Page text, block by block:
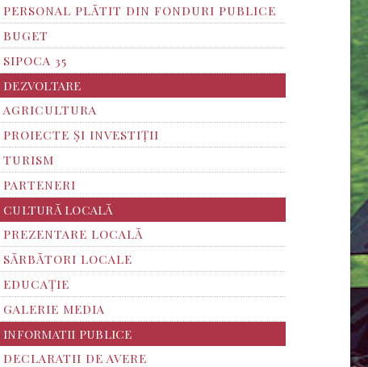
PERSONAL PLĂTIT DIN FONDURI PUBLICE
BUGET
SIPOCA 35
DEZVOLTARE
AGRICULTURA
PROIECTE ȘI INVESTIȚII
TURISM
PARTENERI
CULTURĂ LOCALĂ
PREZENTARE LOCALĂ
SĂRBĂTORI LOCALE
EDUCAȚIE
GALERIE MEDIA
INFORMATII PUBLICE
DECLARATII DE AVERE